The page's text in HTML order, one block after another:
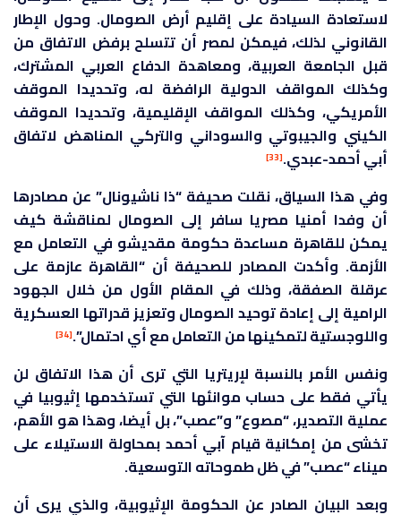
لاستعادة السيادة على إقليم أرض الصومال. وحول الإطار
القانوني لذلك، فيمكن لمصر أن تتسلح برفض الاتفاق من
قبل الجامعة العربية، ومعاهدة الدفاع العربي المشترك،
وكذلك المواقف الدولية الرافضة له، وتحديدا الموقف
الأمريكي، وكذلك المواقف الإقليمية، وتحديدا الموقف
الكيني والجيبوتي والسوداني والتركي المناهض لاتفاق
أبي أحمد-عبدي.[33]
وفي هذا السياق، نقلت صحيفة “ذا ناشيونال” عن مصادرها
أن وفدا أمنيا مصريا سافر إلى الصومال لمناقشة كيف
يمكن للقاهرة مساعدة حكومة مقديشو في التعامل مع
الأزمة. وأكدت المصادر للصحيفة أن “القاهرة عازمة على
عرقلة الصفقة، وذلك في المقام الأول من خلال الجهود
الرامية إلى إعادة توحيد الصومال وتعزيز قدراتها العسكرية
واللوجستية لتمكينها من التعامل مع أي احتمال”.[34]
ونفس الأمر بالنسبة لإريتريا التي ترى أن هذا الاتفاق لن
يأتي فقط على حساب موانئها التي تستخدمها إثيوبيا في
عملية التصدير، “مصوع” و”عصب”، بل أيضا، وهذا هو الأهم،
تخشى من إمكانية قيام آبي أحمد بمحاولة الاستيلاء على
ميناء “عصب” في ظل طموحاته التوسعية.
وبعد البيان الصادر عن الحكومة الإثيوبية، والذي يرى أن